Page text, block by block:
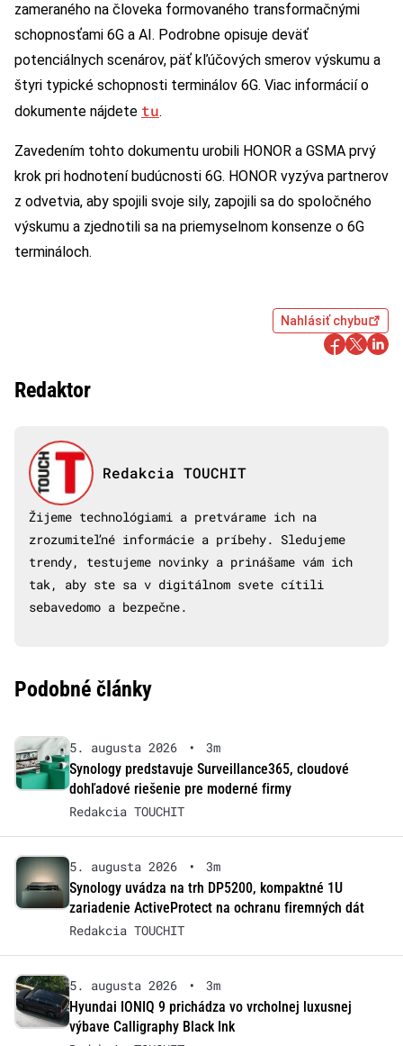
zameraného na človeka formovaného transformačnými
schopnosťami 6G a AI. Podrobne opisuje deväť
potenciálnych scenárov, päť kľúčových smerov výskumu a
štyri typické schopnosti terminálov 6G. Viac informácií o
dokumente nájdete tu.
Zavedením tohto dokumentu urobili HONOR a GSMA prvý
krok pri hodnotení budúcnosti 6G. HONOR vyzýva partnerov
z odvetvia, aby spojili svoje sily, zapojili sa do spoločného
výskumu a zjednotili sa na priemyselnom konsenze o 6G
termináloch.
Nahlásiť chybu
Redaktor
Redakcia TOUCHIT
Žijeme technológiami a pretvárame ich na
zrozumiteľné informácie a príbehy. Sledujeme
trendy, testujeme novinky a prinášame vám ich
tak, aby ste sa v digitálnom svete cítili
sebavedomo a bezpečne.
Podobné články
5. augusta 2026 •
3m
Synology predstavuje Surveillance365, cloudové
dohľadové riešenie pre moderné firmy
Redakcia TOUCHIT
5. augusta 2026 •
3m
Synology uvádza na trh DP5200, kompaktné 1U
zariadenie ActiveProtect na ochranu firemných dát
Redakcia TOUCHIT
5. augusta 2026 •
3m
Hyundai IONIQ 9 prichádza vo vrcholnej luxusnej
výbave Calligraphy Black Ink